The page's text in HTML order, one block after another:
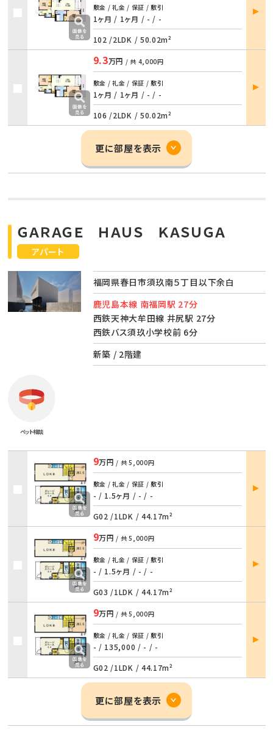
敷金 / 礼金 / 保証 / 敷引
1ヶ月 / 1ヶ月 / - / -
102 /2LDK / 50.02m²
部屋
詳細
9.3万円 / 共 4,000円
敷金 / 礼金 / 保証 / 敷引
1ヶ月 / 1ヶ月 / - / -
106 /2LDK / 50.02m²
部屋
詳細
更に部屋を表示
アパート
ＧＡＲＡＧＥ ＨＡＵＳ ＫＡＳＵＧＡ
福岡県春日市須玖南５丁目以下余白
鹿児島本線 南福岡駅 27分
西鉄天神大牟田線 井尻駅 27分
西鉄バス須玖小学校前 6分
新築 / 2階建
ペット相談
9万円 / 共5,000円
敷金 / 礼金 / 保証 / 敷引
- / 1.5ヶ月 / - / -
G02 /1LDK / 44.17m²
部屋
詳細
9万円 / 共5,000円
敷金 / 礼金 / 保証 / 敷引
- / 1.5ヶ月 / - / -
G03 /1LDK / 44.17m²
部屋
詳細
9万円 / 共5,000円
敷金 / 礼金 / 保証 / 敷引
- / 135,000 / - / -
G02 /1LDK / 44.17m²
部屋
詳細
更に部屋を表示